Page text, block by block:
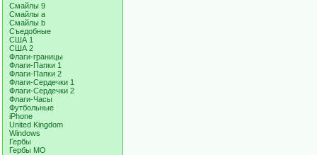
Смайлы 9
Смайлы a
Смайлы b
Съедобные
США 1
США 2
Флаги-границы
Флаги-Папки 1
Флаги-Папки 2
Флаги-Сердечки 1
Флаги-Сердечки 2
Флаги-Часы
Футбольные
iPhone
United Kingdom
Windows
Гербы
Гербы МО